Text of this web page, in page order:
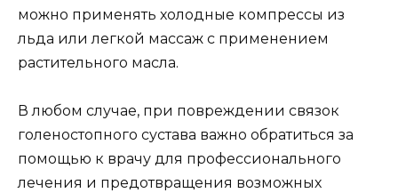
можно применять холодные компрессы из
льда или легкой массаж с применением
растительного масла.
В любом случае, при повреждении связок
голеностопного сустава важно обратиться за
помощью к врачу для профессионального
лечения и предотвращения возможных